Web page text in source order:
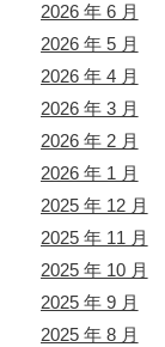
2026 年 6 月
2026 年 5 月
2026 年 4 月
2026 年 3 月
2026 年 2 月
2026 年 1 月
2025 年 12 月
2025 年 11 月
2025 年 10 月
2025 年 9 月
2025 年 8 月